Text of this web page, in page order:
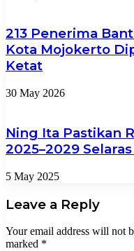
213 Penerima
Kota Mojokerto
Ketat
30 May 2026
Ning Ita Pastikan
2025–2029
5 May 2025
Leave a Reply
Your email address will not
marked *